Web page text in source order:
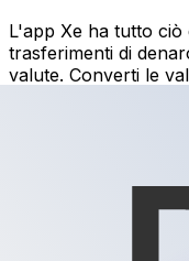
L'app Xe ha tutto
trasferimenti di
valute. Converti le